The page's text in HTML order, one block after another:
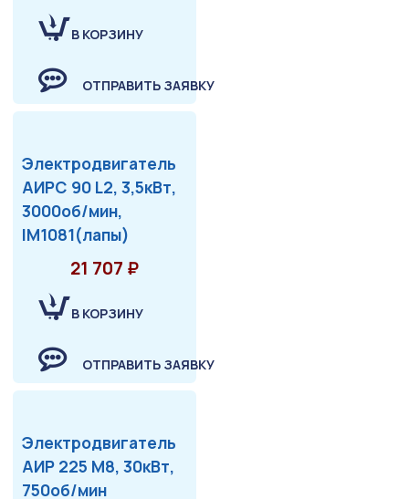
В КОРЗИНУ
ОТПРАВИТЬ ЗАЯВКУ
Электродвигатель
АИРС 90 L2, 3,5кВт,
3000об/мин,
IM1081(лапы)
21 707 ₽
В КОРЗИНУ
ОТПРАВИТЬ ЗАЯВКУ
Электродвигатель
АИР 225 М8, 30кВт,
750об/мин